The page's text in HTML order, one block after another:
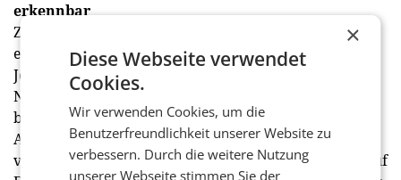
erkennbar
Zusätzlich zum Zeitdruck und der Informationsflut
erschweren Fake News die Arbeitsbedingungen von
Journalisten. Jeder Dritte hat Probleme, falsche
Nachrichten als solche zu erkennen. Journalisten
bewegen sich in einem extremen Spannungsfeld, so
Axel Zuschmann. Sie müssen in kürzester Zeit aus
vielen Informationen das Wichtigste herausfiltern, auf
×
Diese Webseite verwendet
Cookies.
Wir verwenden Cookies, um die
Benutzerfreundlichkeit unserer Website zu
verbessern. Durch die weitere Nutzung
unserer Webseite stimmen Sie der